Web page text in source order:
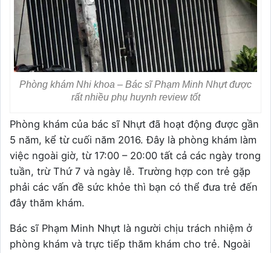
Phòng khám Nhi khoa – Bác sĩ Phạm Minh Nhựt được
rất nhiều phụ huynh review tốt
Phòng khám của bác sĩ Nhựt đã hoạt động được gần
5 năm, kể từ cuối năm 2016. Đây là phòng khám làm
việc ngoài giờ, từ 17:00 – 20:00 tất cả các ngày trong
tuần, trừ Thứ 7 và ngày lễ. Trường hợp con trẻ gặp
phải các vấn đề sức khỏe thì bạn có thể đưa trẻ đến
đây thăm khám.
Bác sĩ Phạm Minh Nhựt là người chịu trách nhiệm ở
phòng khám và trực tiếp thăm khám cho trẻ. Ngoài